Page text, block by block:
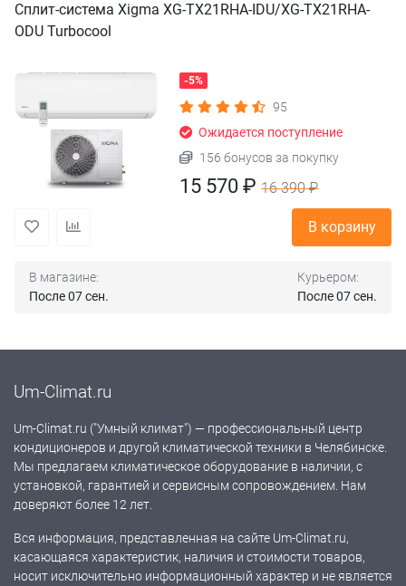
Сплит-система Xigma XG-TX21RHA-IDU/XG-TX21RHA-
ODU Turbocool
-5%
95
Ожидается поступление
156 бонусов за покупку
15 570 ₽16 390 ₽
В корзину
В магазине:
После 07 сен.
Курьером:
После 07 сен.
Um-Climat.ru
Um-Climat.ru ("Умный климат") — профессиональный центр
кондиционеров и другой климатической техники в Челябинске.
Мы предлагаем климатическое оборудование в наличии, с
установкой, гарантией и сервисным сопровождением. Нам
доверяют более 12 лет.
Вся информация, представленная на сайте Um-Climat.ru,
касающаяся характеристик, наличия и стоимости товаров,
носит исключительно информационный характер и не является